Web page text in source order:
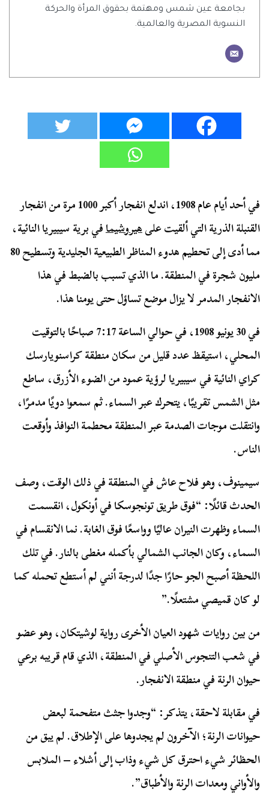
بجامعة عين شمس ومهتمة بحقوق المرأة والحركة
النسوية المصرية والعالمية.
في أحد أيام عام 1908، اندلع انفجار أكبر 1000 مرة من انفجار
القنبلة الذرية التي ألقيت علىهيروشيمافي برية سيبيريا النائية،
مما أدى إلى تحطيم هدوء المناظر الطبيعية الجليدية وتسطيح 80
مليون شجرة في المنطقة. ما الذي تسبب بالضبط في هذا
الانفجار المدمر لا يزال موضع تساؤل حتى يومنا هذا.
في 30 يونيو 1908، في حوالي الساعة 7:17 صباحًا بالتوقيت
المحلي، استيقظ عدد قليل من سكان منطقة كراسنويارسك
كراي النائية في سيبيريا لرؤية عمود من الضوء الأزرق، ساطع
مثل الشمس تقريبًا، يتحرك عبر السماء. ثم سمعوا دويًا مدمرًا،
وانتقلت موجات الصدمة عبر المنطقة محطمة النوافذ وأوقعت
الناس.
سيمينوف، وهو فلاح عاش في المنطقة في ذلك الوقت، وصف
الحدث قائلًا: “فوق طريق تونجوسكا في أونكول، انقسمت
السماء وظهرت النيران عاليًا وواسعًا فوق الغابة. نما الانقسام في
السماء، وكان الجانب الشمالي بأكمله مغطى بالنار. في تلك
اللحظة أصبح الجو حارًا جدًا لدرجة أنني لم أستطع تحمله كما
لو كان قميصي مشتعلًا.”
من بين روايات شهود العيان الأخرى رواية لوشيتكان، وهو عضو
في شعب التنجوس الأصلي في المنطقة، الذي قام قريبه برعي
حيوان الرنة في منطقة الانفجار.
في مقابلة لاحقة، يتذكر: “وجدوا جثث متفحمة لبعض
حيوانات الرنة؛ الآخرون لم يجدوها على الإطلاق. لم يبق من
الحظائر شيء احترق كل شيء وذاب إلى أشلاء – الملابس
والأواني ومعدات الرنة والأطباق”.